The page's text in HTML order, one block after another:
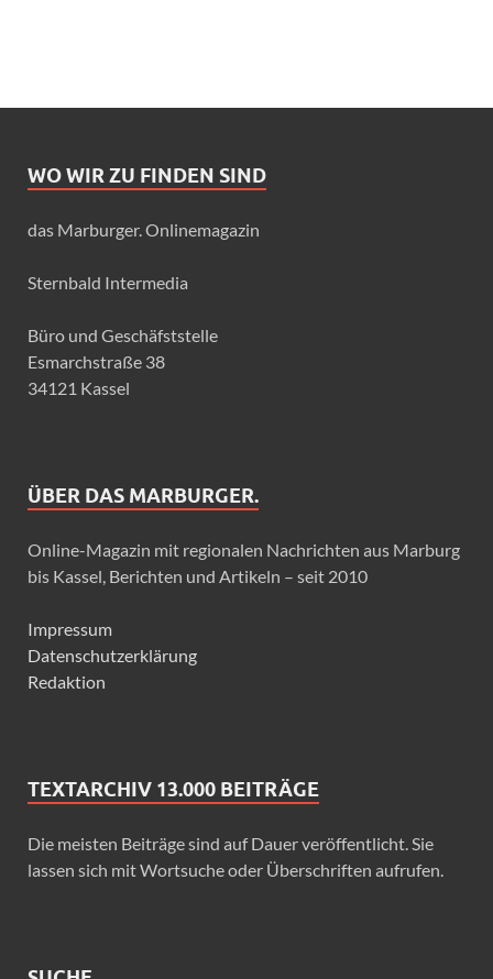
WO WIR ZU FINDEN SIND
das Marburger. Onlinemagazin
Sternbald Intermedia
Büro und Geschäfststelle
Esmarchstraße 38
34121 Kassel
ÜBER DAS MARBURGER.
Online-Magazin mit regionalen Nachrichten aus Marburg
bis Kassel, Berichten und Artikeln – seit 2010
Impressum
Datenschutzerklärung
Redaktion
TEXTARCHIV 13.000 BEITRÄGE
Die meisten Beiträge sind auf Dauer veröffentlicht. Sie
lassen sich mit Wortsuche oder Überschriften aufrufen.